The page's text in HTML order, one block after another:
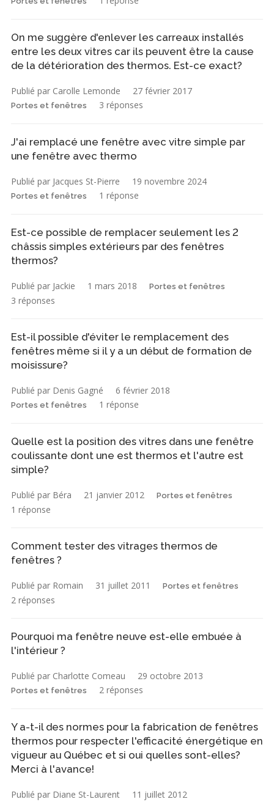
On me suggère d'enlever les carreaux installés
entre les deux vitres car ils peuvent être la cause
de la détérioration des thermos. Est-ce exact?
Publié par Carolle Lemonde 27 février 2017
Portes et fenêtres 3 réponses
J'ai remplacé une fenêtre avec vitre simple par
une fenêtre avec thermo
Publié par Jacques St-Pierre 19 novembre 2024
Portes et fenêtres 1 réponse
Est-ce possible de remplacer seulement les 2
châssis simples extérieurs par des fenêtres
thermos?
Publié par Jackie 1 mars 2018 Portes et fenêtres
3 réponses
Est-il possible d'éviter le remplacement des
fenêtres même si il y a un début de formation de
moisissure?
Publié par Denis Gagné 6 février 2018
Portes et fenêtres 1 réponse
Quelle est la position des vitres dans une fenêtre
coulissante dont une est thermos et l'autre est
simple?
Publié par Béra 21 janvier 2012 Portes et fenêtres
1 réponse
Comment tester des vitrages thermos de
fenêtres ?
Publié par Romain 31 juillet 2011 Portes et fenêtres
2 réponses
Pourquoi ma fenêtre neuve est-elle embuée à
l'intérieur ?
Publié par Charlotte Comeau 29 octobre 2013
Portes et fenêtres 2 réponses
Y a-t-il des normes pour la fabrication de fenêtres
thermos pour respecter l'efficacité énergétique en
vigueur au Québec et si oui quelles sont-elles?
Merci à l'avance!
Publié par Diane St-Laurent 11 juillet 2012